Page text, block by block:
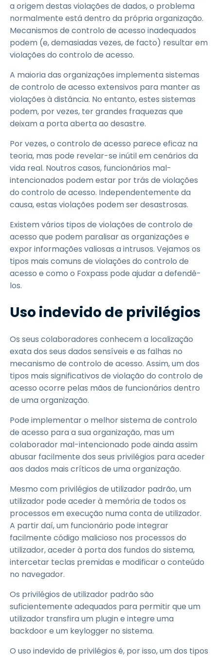
a origem destas violações de dados, o problema
normalmente está dentro da própria organização.
Mecanismos de controlo de acesso inadequados
podem (e, demasiadas vezes, de facto) resultar em
violações do controlo de acesso.
A maioria das organizações implementa sistemas
de controlo de acesso extensivos para manter as
violações à distância. No entanto, estes sistemas
podem, por vezes, ter grandes fraquezas que
deixam a porta aberta ao desastre.
Por vezes, o controlo de acesso parece eficaz na
teoria, mas pode revelar-se inútil em cenários da
vida real. Noutros casos, funcionários mal-
intencionados podem estar por trás de violações
do controlo de acesso. Independentemente da
causa, estas violações podem ser desastrosas.
Existem vários tipos de violações de controlo de
acesso que podem paralisar as organizações e
expor informações valiosas a intrusos. Vejamos os
tipos mais comuns de violações do controlo de
acesso e como o Foxpass pode ajudar a defendê-
los.
Uso indevido de privilégios
Os seus colaboradores conhecem a localização
exata dos seus dados sensíveis e as falhas no
mecanismo de controlo de acesso. Assim, um dos
tipos mais significativos de violação do controlo de
acesso ocorre pelas mãos de funcionários dentro
de uma organização.
Pode implementar o melhor sistema de controlo
de acesso para a sua organização, mas um
colaborador mal-intencionado pode ainda assim
abusar facilmente dos seus privilégios para aceder
aos dados mais críticos de uma organização.
Mesmo com privilégios de utilizador padrão, um
utilizador pode aceder à memória de todos os
processos em execução numa conta de utilizador.
A partir daí, um funcionário pode integrar
facilmente código malicioso nos processos do
utilizador, aceder à porta dos fundos do sistema,
intercetar teclas premidas e modificar o conteúdo
no navegador.
Os privilégios de utilizador padrão são
suficientemente adequados para permitir que um
utilizador transfira um plugin e integre uma
backdoor e um keylogger no sistema.
O uso indevido de privilégios é, por isso, um dos tipos